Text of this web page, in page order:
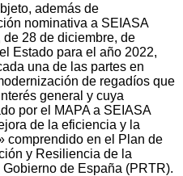
además de
nominativa a SEIASA
28 de diciembre, de
Estado para el año 2022,
una de las partes en
de regadíos que
general y cuya
por el MAPA a SEIASA
de la eficiencia y la
comprendido en el Plan de
y Resiliencia de la
de España (PRTR).